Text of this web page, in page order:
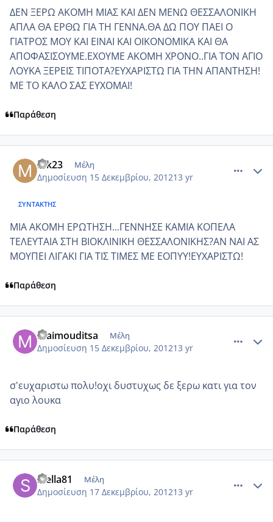
ΔΕΝ ΞΕΡΩ ΑΚΟΜΗ ΜΙΑΣ ΚΑΙ ΔΕΝ ΜΕΝΩ ΘΕΣΣΑΛΟΝΙΚΗ
ΑΠΛΑ ΘΑ ΕΡΘΩ ΓΙΑ ΤΗ ΓΕΝΝΑ.ΘΑ ΔΩ ΠΟΥ ΠΑΕΙ Ο
ΓΙΑΤΡΟΣ ΜΟΥ ΚΑΙ ΕΙΝΑΙ ΚΑΙ ΟΙΚΟΝΟΜΙΚΑ ΚΑΙ ΘΑ
ΑΠΟΦΑΣΙΣΟΥΜΕ.ΕΧΟΥΜΕ ΑΚΟΜΗ ΧΡΟΝΟ..ΓΙΑ ΤΟΝ ΑΓΙΟ
ΛΟΥΚΑ ΞΕΡΕΙΣ ΤΙΠΟΤΑ?ΕΥΧΑΡΙΣΤΩ ΓΙΑ ΤΗΝ ΑΠΑΝΤΗΣΗ!
ΜΕ ΤΟ ΚΑΛΟ ΣΑΣ ΕΥΧΟΜΑΙ!
Παράθεση
mk23 Μέλη
Δημοσίευση 15 Δεκεμβρίου, 201213 yr
ΣΥΝΤΆΚΤΗΣ
ΜΙΑ ΑΚΟΜΗ ΕΡΩΤΗΣΗ...ΓΕΝΝΗΣΕ ΚΑΜΙΑ ΚΟΠΕΛΑ
ΤΕΛΕΥΤΑΙΑ ΣΤΗ ΒΙΟΚΛΙΝΙΚΗ ΘΕΣΣΑΛΟΝΙΚΗΣ?ΑΝ ΝΑΙ ΑΣ
ΜΟΥΠΕΙ ΛΙΓΑΚΙ ΓΙΑ ΤΙΣ ΤΙΜΕΣ ΜΕ ΕΟΠΥΥ!ΕΥΧΑΡΙΣΤΩ!
Παράθεση
maimouditsa Μέλη
Δημοσίευση 15 Δεκεμβρίου, 201213 yr
σ'ευχαριστω πολυ!οχι δυστυχως δε ξερω κατι για τον
αγιο λουκα
Παράθεση
stella81 Μέλη
Δημοσίευση 17 Δεκεμβρίου, 201213 yr